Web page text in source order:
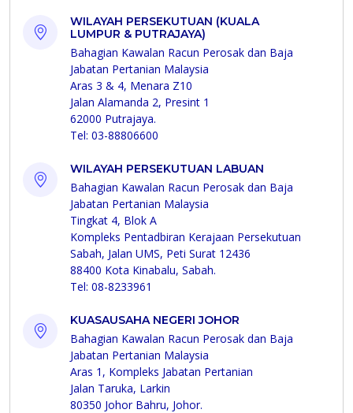
WILAYAH PERSEKUTUAN (KUALA
LUMPUR & PUTRAJAYA)
Bahagian Kawalan Racun Perosak dan Baja
Jabatan Pertanian Malaysia
Aras 3 & 4, Menara Z10
Jalan Alamanda 2, Presint 1
62000 Putrajaya.
Tel: 03-88806600
WILAYAH PERSEKUTUAN LABUAN
Bahagian Kawalan Racun Perosak dan Baja
Jabatan Pertanian Malaysia
Tingkat 4, Blok A
Kompleks Pentadbiran Kerajaan Persekutuan
Sabah, Jalan UMS, Peti Surat 12436
88400 Kota Kinabalu, Sabah.
Tel: 08-8233961
KUASAUSAHA NEGERI JOHOR
Bahagian Kawalan Racun Perosak dan Baja
Jabatan Pertanian Malaysia
Aras 1, Kompleks Jabatan Pertanian
Jalan Taruka, Larkin
80350 Johor Bahru, Johor.